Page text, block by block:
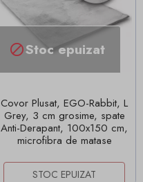
Stoc epuizat
Covor Plusat, EGO-Rabbit, L
Grey, 3 cm grosime, spate
Anti-Derapant, 100x150 cm,
microfibra de matase
STOC EPUIZAT